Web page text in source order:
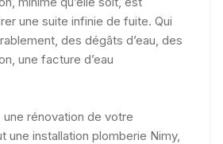
une suite infinie de fuite. Qui
des dégâts d’eau, des
une facture d’eau
rénovation de votre
une installation plomberie Nimy,